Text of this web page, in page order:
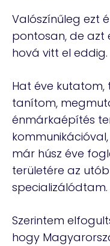
Valószínűleg ezt
pontosan, de azt
hová vitt el eddig.
Hat éve kutatom,
tanítom,
énmárkaépítés
már húsz éve
területére az
specializálódtam.
Szerintem
hogy